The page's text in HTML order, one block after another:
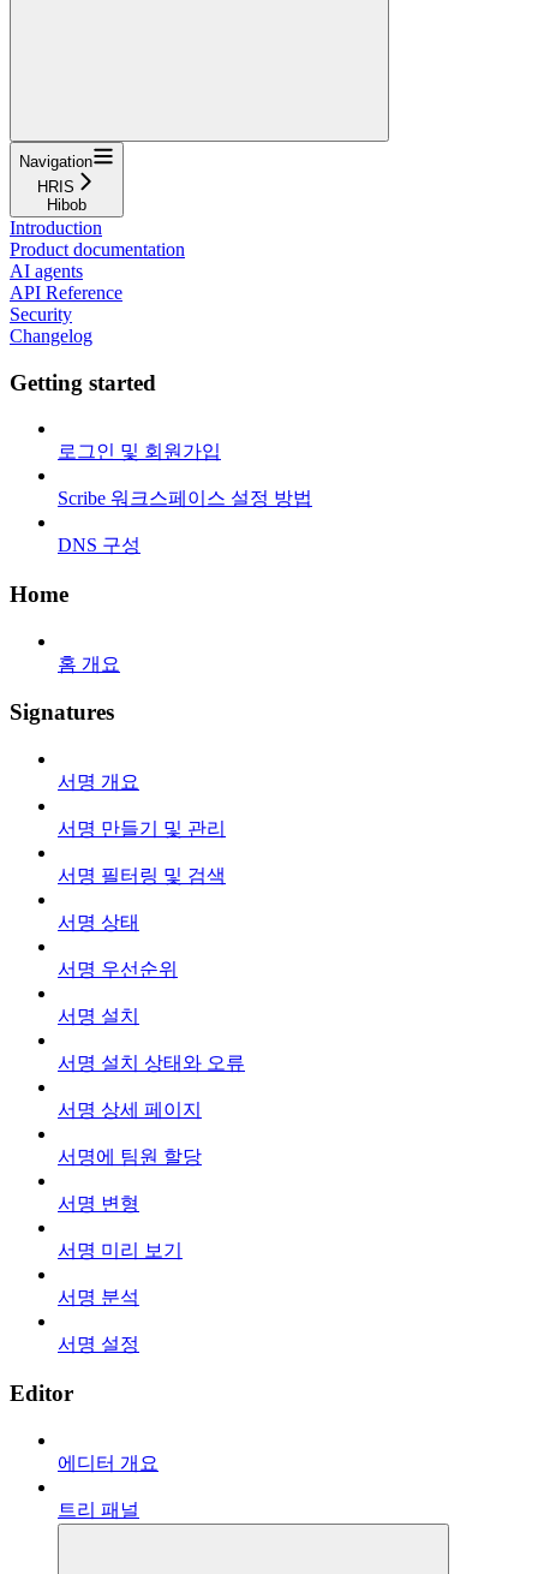
Navigation
HRIS
Hibob
Introduction
Product documentation
AI agents
API Reference
Security
Changelog
Getting started
로그인 및 회원가입
Scribe 워크스페이스 설정 방법
DNS 구성
Home
홈 개요
Signatures
서명 개요
서명 만들기 및 관리
서명 필터링 및 검색
서명 상태
서명 우선순위
서명 설치
서명 설치 상태와 오류
서명 상세 페이지
서명에 팀원 할당
서명 변형
서명 미리 보기
서명 분석
서명 설정
Editor
에디터 개요
트리 패널